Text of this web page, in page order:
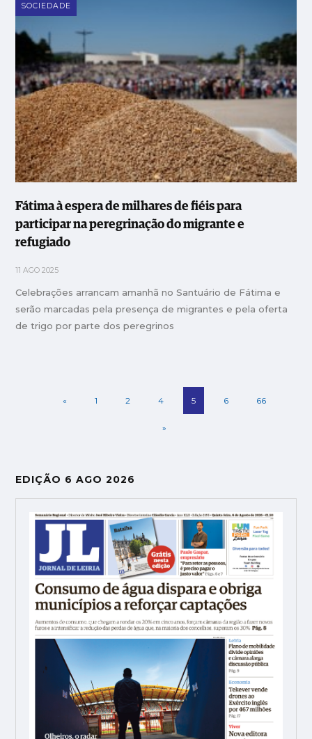
SOCIEDADE
Fátima à espera de milhares de fiéis para
participar na peregrinação do migrante e
refugiado
11 AGO 2025
Celebrações arrancam amanhã no Santuário de Fátima e
serão marcadas pela presença de migrantes e pela oferta
de trigo por parte dos peregrinos
« 1 2 4 5 6 66
»
EDIÇÃO 6 AGO 2026